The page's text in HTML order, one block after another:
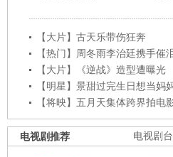
【大片】古天乐带伤狂奔
【热门】周冬雨李治廷携手催
【大片】《逆战》造型遭曝光
【明星】景甜过完生日想当妈
【将映】五月天集体跨界拍电
电视剧台
电视剧推荐